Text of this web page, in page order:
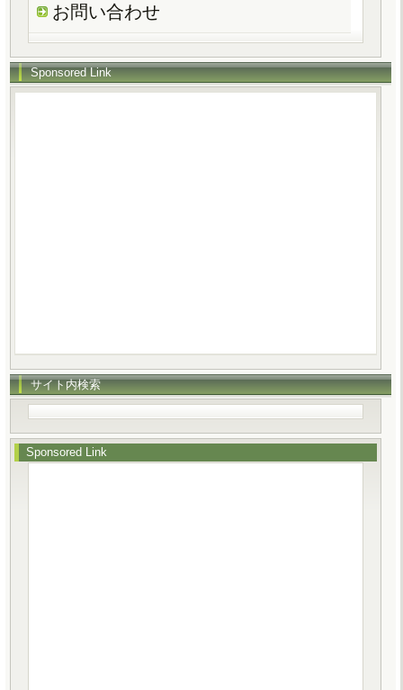
お問い合わせ
Sponsored Link
サイト内検索
Sponsored Link